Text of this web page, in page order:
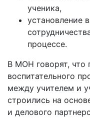
ученика,
установление
процессе.
В МОН говорят, что
воспитательного
между учителем и
строились на
и делового